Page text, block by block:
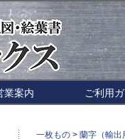
業案内 ご利用
一枚もの > 蘭字（輸出